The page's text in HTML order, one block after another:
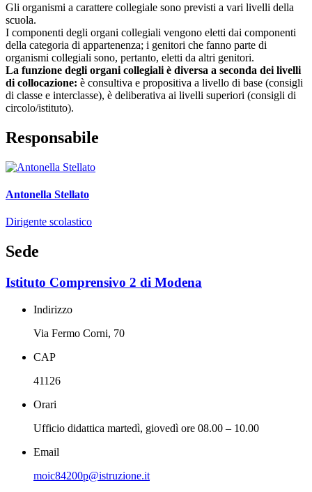
Gli organismi a carattere collegiale sono previsti a vari livelli della
scuola.
I componenti degli organi collegiali vengono eletti dai componenti
della categoria di appartenenza; i genitori che fanno parte di
organismi collegiali sono, pertanto, eletti da altri genitori.
La funzione degli organi collegiali è diversa a seconda dei livelli
di collocazione: è consultiva e propositiva a livello di base (consigli
di classe e interclasse), è deliberativa ai livelli superiori (consigli di
circolo/istituto).
Responsabile
Antonella Stellato
Dirigente scolastico
Sede
Istituto Comprensivo 2 di Modena
Indirizzo
Via Fermo Corni, 70
CAP
41126
Orari
Ufficio didattica martedì, giovedì ore 08.00 – 10.00
Email
moic84200p@istruzione.it